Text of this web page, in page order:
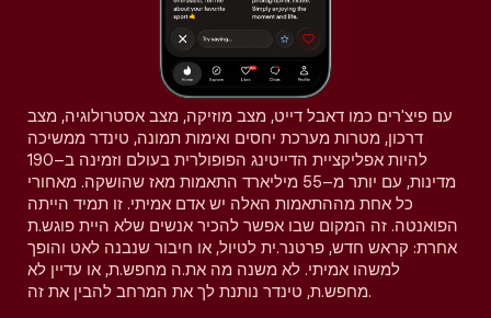
עם פיצ'רים כמו דאבל דייט, מצב מוזיקה, מצב אסטרולוגיה, מצב
דרכון, מטרות מערכת יחסים ואימות תמונה, טינדר ממשיכה
להיות אפליקציית הדייטינג הפופולרית בעולם וזמינה ב–190
מדינות, עם יותר מ–55 מיליארד התאמות מאז שהושקה. מאחורי
כל אחת מההתאמות האלה יש אדם אמיתי. זו תמיד הייתה
הפואנטה. זה המקום שבו אפשר להכיר אנשים שלא היית פוגש.ת
אחרת: קראש חדש, פרטנר.ית לטיול, או חיבור שנבנה לאט והופך
למשהו אמיתי. לא משנה מה את.ה מחפש.ת, או עדיין לא
מחפש.ת, טינדר נותנת לך את המרחב להבין את זה.